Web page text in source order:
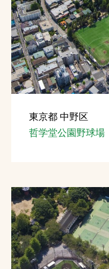
東京都 中野区
哲学堂公園野球場